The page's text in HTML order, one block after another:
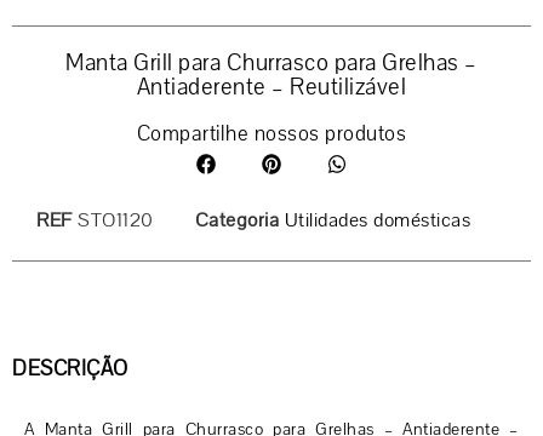
Manta Grill para Churrasco para Grelhas –
Antiaderente – Reutilizável
Compartilhe nossos produtos
REFSTO1120 Categoria Utilidades domésticas
DESCRIÇÃO
A Manta Grill para Churrasco para Grelhas – Antiaderente –